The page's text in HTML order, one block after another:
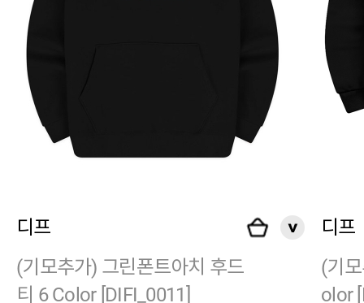
디프
(기모추가) 그린폰트아치 후드
티 6 Color [DIFI_0011]
디프
(기
olor